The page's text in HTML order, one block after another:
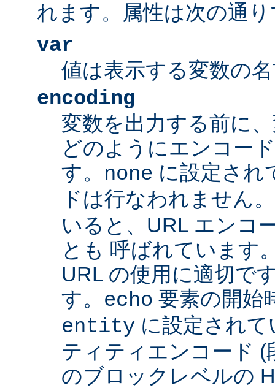
れます。属性は次の通
var
値は表示する変数の
encoding
変数を出力する前に
どのようにエンコー
す。 none に設定され
ドは行なわれません
いると、URL エンコ
とも 呼ばれています
URL の使用に適切で
す。 echo 要素の開始
entity に設定され
ティティエンコード
のブロックレベルの